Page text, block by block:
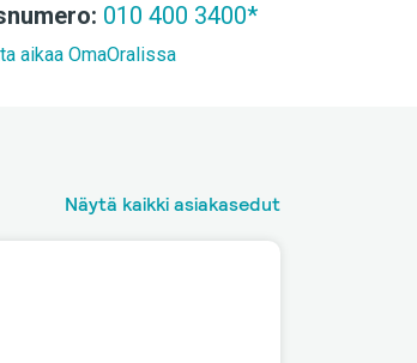
010 400 3400*
aikaa OmaOralissa
Näytä kaikki asiakasedut